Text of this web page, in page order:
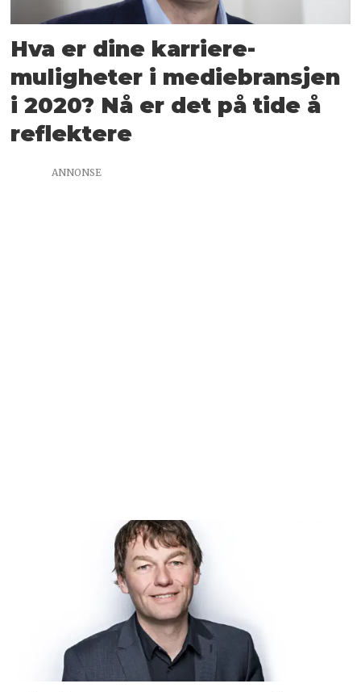
Hva er dine karriere­
muligheter i medie­bransjen
i 2020? Nå er det på tide å
reflektere
ANNONSE